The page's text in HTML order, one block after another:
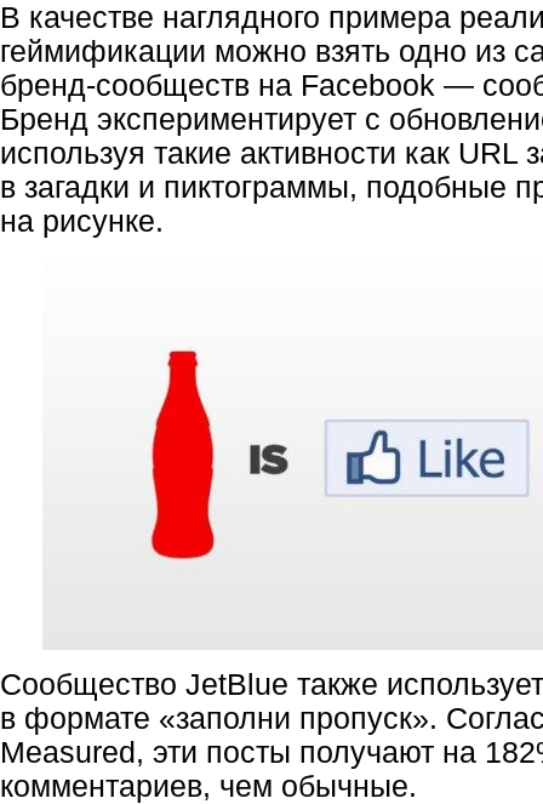
В качестве наглядного примера
геймификации можно взять одно из
бренд-сообществ на Facebook —
Бренд экспериментирует с
используя такие активности как
в загадки и пиктограммы, подобные
на рисунке.
Сообщество JetBlue также
в формате «заполни пропуск».
Measured, эти посты получают на
комментариев, чем обычные.